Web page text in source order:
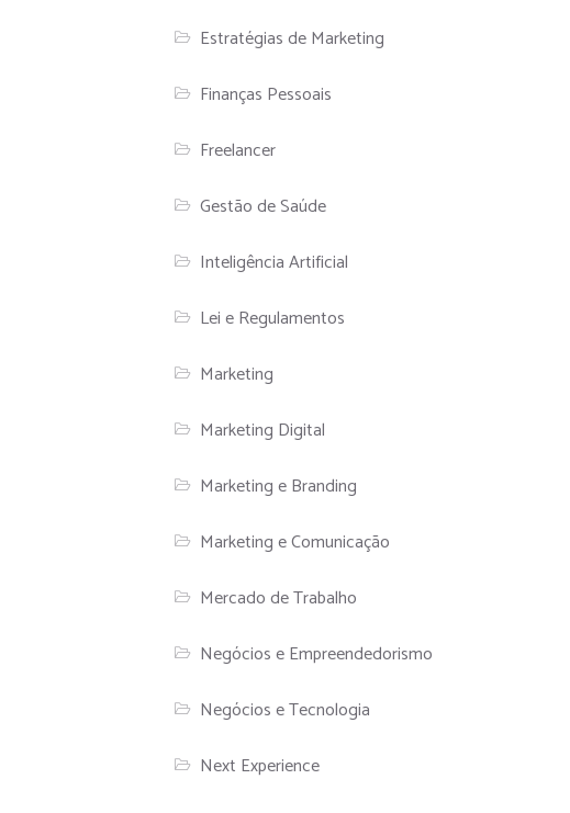
Estratégias de Marketing
Finanças Pessoais
Freelancer
Gestão de Saúde
Inteligência Artificial
Lei e Regulamentos
Marketing
Marketing Digital
Marketing e Branding
Marketing e Comunicação
Mercado de Trabalho
Negócios e Empreendedorismo
Negócios e Tecnologia
Next Experience